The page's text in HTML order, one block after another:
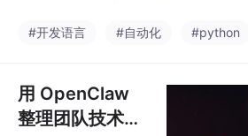
数据，解决了传统人工
Claw采用模块化设计，
集成日志解析、关键事
件识别和标准化文档生
#开发语言 #自动化 #python
用 OpenClaw
整理团队技术分